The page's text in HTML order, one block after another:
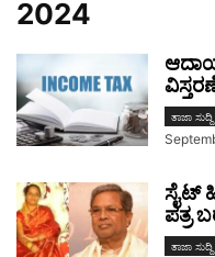
2024
ತಾಜಾ ಸುದ್ದಿ
ಸೈಟ್‌
ಪತ್ರ
ತಾಜಾ ಸುದ್ದಿ